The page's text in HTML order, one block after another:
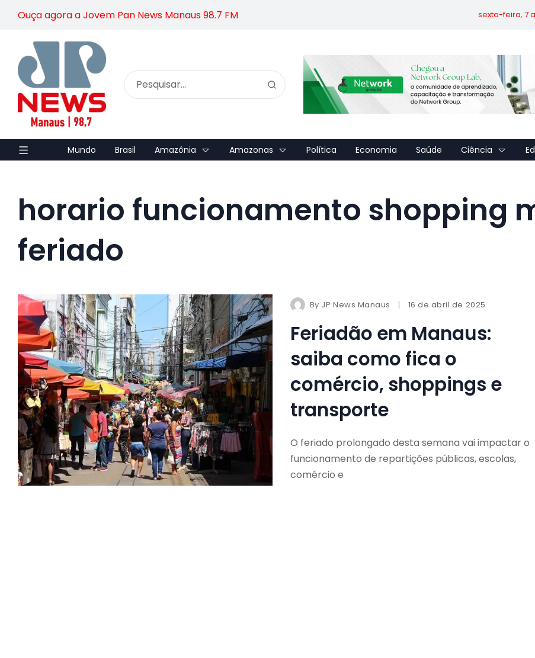
Ouça agora a Jovem Pan News Manaus 98.7 FM sexta-feira, 7
Mundo Brasil Amazônia Amazonas Política Economia Saúde Ciência
horario funcionamento shopping
feriado
By JP News Manaus 16 de abril de 2025
Feriadão em Manaus:
saiba como fica o
comércio, shoppings e
transporte
O feriado prolongado desta semana vai impactar o
funcionamento de repartições públicas, escolas,
comércio e